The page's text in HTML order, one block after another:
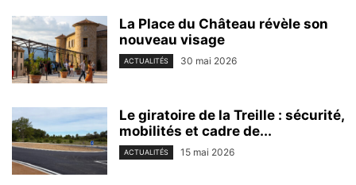
La Place du Château révèle son
nouveau visage
ACTUALITÉS 30 mai 2026
Le giratoire de la Treille : sécurité,
mobilités et cadre de...
ACTUALITÉS 15 mai 2026